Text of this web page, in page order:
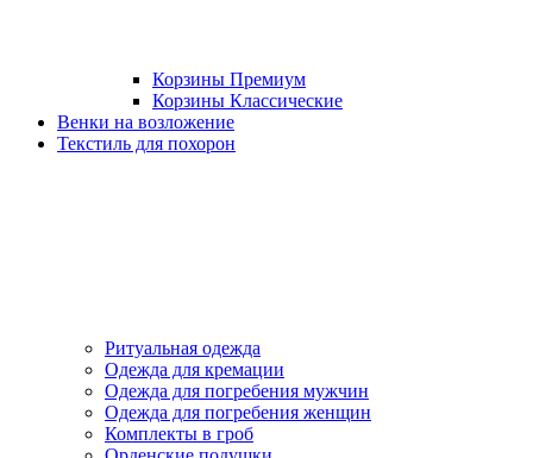
Корзины Премиум
Корзины Классические
Венки на возложение
Текстиль для похорон
Ритуальная одежда
Одежда для кремации
Одежда для погребения мужчин
Одежда для погребения женщин
Комплекты в гроб